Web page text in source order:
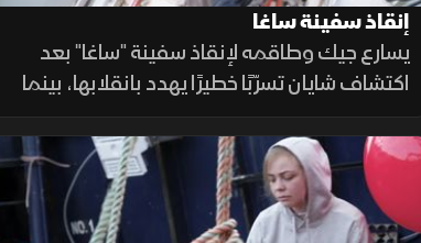
إنقاذ سفينة ساغا
يسارع جيك وطاقمه لإنقاذ سفينة "ساغا" بعد
اكتشاف شايان تسرّبًا خطيرًا يهدد بانقلابها، بينما
ينتقل المشهد إلى النرويج حيث يخاطر سيغ
بالإبحار قرب الحدود البحرية الغربية لروسيا بحثًا عن
صيد وفير